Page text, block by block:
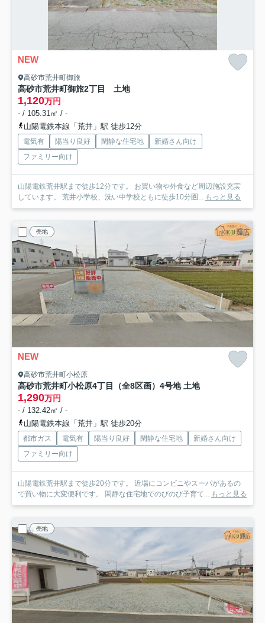
NEW
高砂市荒井町御旅
高砂市荒井町御旅2丁目 土地
1,120万円
- / 105.31㎡ / -
山陽電鉄本線「荒井」駅 徒歩12分
電気有 陽当り良好 閑静な住宅地
新婚さん向け
ファミリー向け
山陽電鉄荒井駅まで徒歩12分です。 お買い物や外食など周辺施設充実
しています。 荒井小学校、洗い中学校ともに徒歩10分圏... もっと見る
売地
NEW
高砂市荒井町小松原
高砂市荒井町小松原4丁目（全8区画）4号地 土地
1,290万円
- / 132.42㎡ / -
山陽電鉄本線「荒井」駅 徒歩20分
都市ガス 電気有 陽当り良好 閑静な住宅地
新婚さん向け
ファミリー向け
山陽電鉄荒井駅まで徒歩20分です。 近場にコンビニやスーパがあるの
で買い物に大変便利です。 閑静な住宅地でのびのび子育て... もっと見る
売地